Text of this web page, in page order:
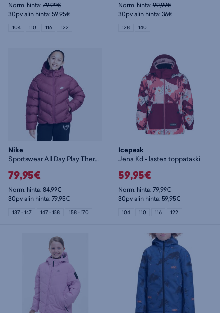
Norm. hinta:79,99€
30pv alin hinta: 59,95€
104 110 116 122
Norm. hinta:99,99€
30pv alin hinta: 36€
128 140
Nike
Sportswear All Day Play Therma-FIT Loose-Fit Puffer Jacket Jr - lasten toppatakki
79,95€
Norm. hinta:84,99€
30pv alin hinta: 79,95€
137 - 147 147 - 158 158 - 170
Icepeak
Jena Kd - lasten toppatakki
59,95€
Norm. hinta:79,99€
30pv alin hinta: 59,95€
104 110 116 122